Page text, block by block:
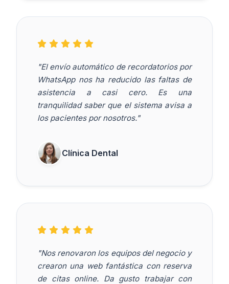
"El envío automático de recordatorios por
WhatsApp nos ha reducido las faltas de
asistencia a casi cero. Es una
tranquilidad saber que el sistema avisa a
los pacientes por nosotros."
Clínica Dental
"Nos renovaron los equipos del negocio y
crearon una web fantástica con reserva
de citas online. Da gusto trabajar con